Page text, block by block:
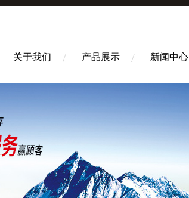
关于我们 产品展示 新闻中心